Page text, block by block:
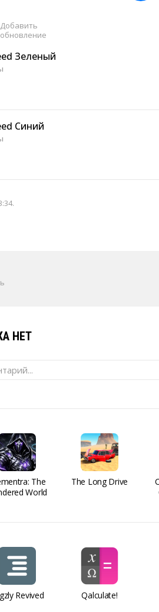
Добавить
обновление
Зеленый
Синий
.
НЕТ
The
World
The Long Drive
Revived Qalculate!